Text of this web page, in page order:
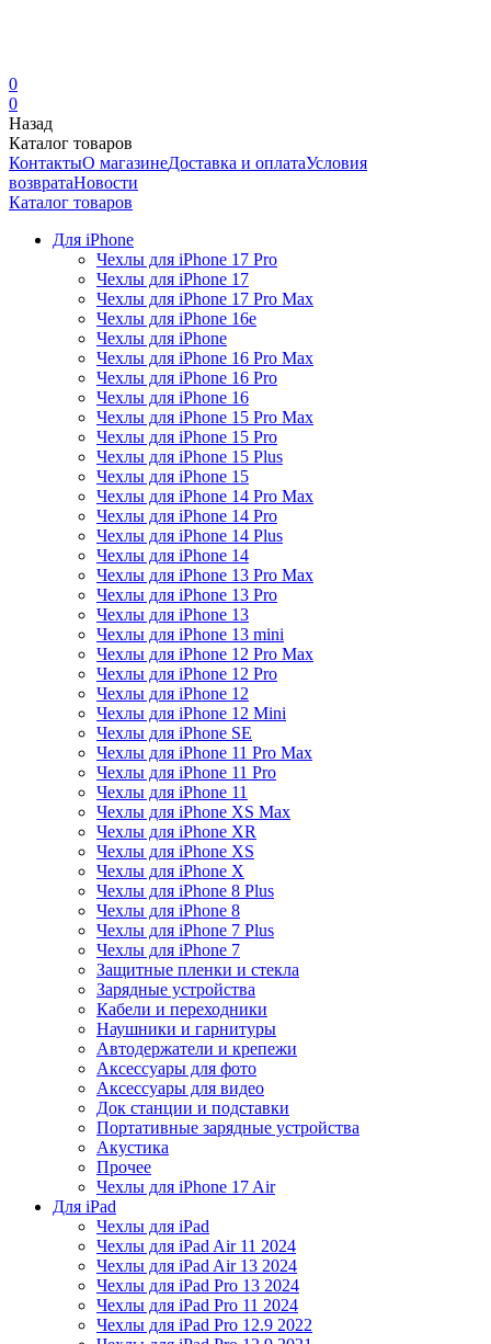
0
0
Назад
Каталог товаров
КонтактыО магазинеДоставка и оплатаУсловия
возвратаНовости
Каталог товаров
Для iPhone
Чехлы для iPhone 17 Pro
Чехлы для iPhone 17
Чехлы для iPhone 17 Pro Max
Чехлы для iPhone 16e
Чехлы для iPhone
Чехлы для iPhone 16 Pro Max
Чехлы для iPhone 16 Pro
Чехлы для iPhone 16
Чехлы для iPhone 15 Pro Max
Чехлы для iPhone 15 Pro
Чехлы для iPhone 15 Plus
Чехлы для iPhone 15
Чехлы для iPhone 14 Pro Max
Чехлы для iPhone 14 Pro
Чехлы для iPhone 14 Plus
Чехлы для iPhone 14
Чехлы для iPhone 13 Pro Max
Чехлы для iPhone 13 Pro
Чехлы для iPhone 13
Чехлы для iPhone 13 mini
Чехлы для iPhone 12 Pro Max
Чехлы для iPhone 12 Pro
Чехлы для iPhone 12
Чехлы для iPhone 12 Mini
Чехлы для iPhone SE
Чехлы для iPhone 11 Pro Max
Чехлы для iPhone 11 Pro
Чехлы для iPhone 11
Чехлы для iPhone XS Max
Чехлы для iPhone XR
Чехлы для iPhone XS
Чехлы для iPhone X
Чехлы для iPhone 8 Plus
Чехлы для iPhone 8
Чехлы для iPhone 7 Plus
Чехлы для iPhone 7
Защитные пленки и стекла
Зарядные устройства
Кабели и переходники
Наушники и гарнитуры
Автодержатели и крепежи
Аксессуары для фото
Аксессуары для видео
Док станции и подставки
Портативные зарядные устройства
Акустика
Прочее
Чехлы для iPhone 17 Air
Для iPad
Чехлы для iPad
Чехлы для iPad Air 11 2024
Чехлы для iPad Air 13 2024
Чехлы для iPad Pro 13 2024
Чехлы для iPad Pro 11 2024
Чехлы для iPad Pro 12.9 2022